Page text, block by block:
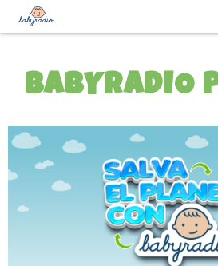
BABYRADIO